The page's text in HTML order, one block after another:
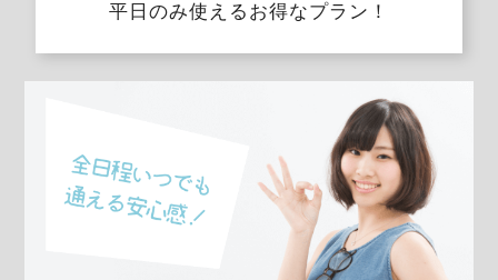
平日のみ使えるお得なプラン！